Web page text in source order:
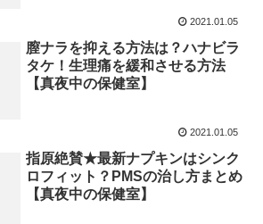
2021.01.05
膣ナラを抑える方法は？ハナビラ
タケ！生理痛を緩和させる方法
【真夜中の保健室】
2021.01.05
指原絶賛★最新ナプキンはシンク
ロフィット？PMSの治し方まとめ
【真夜中の保健室】